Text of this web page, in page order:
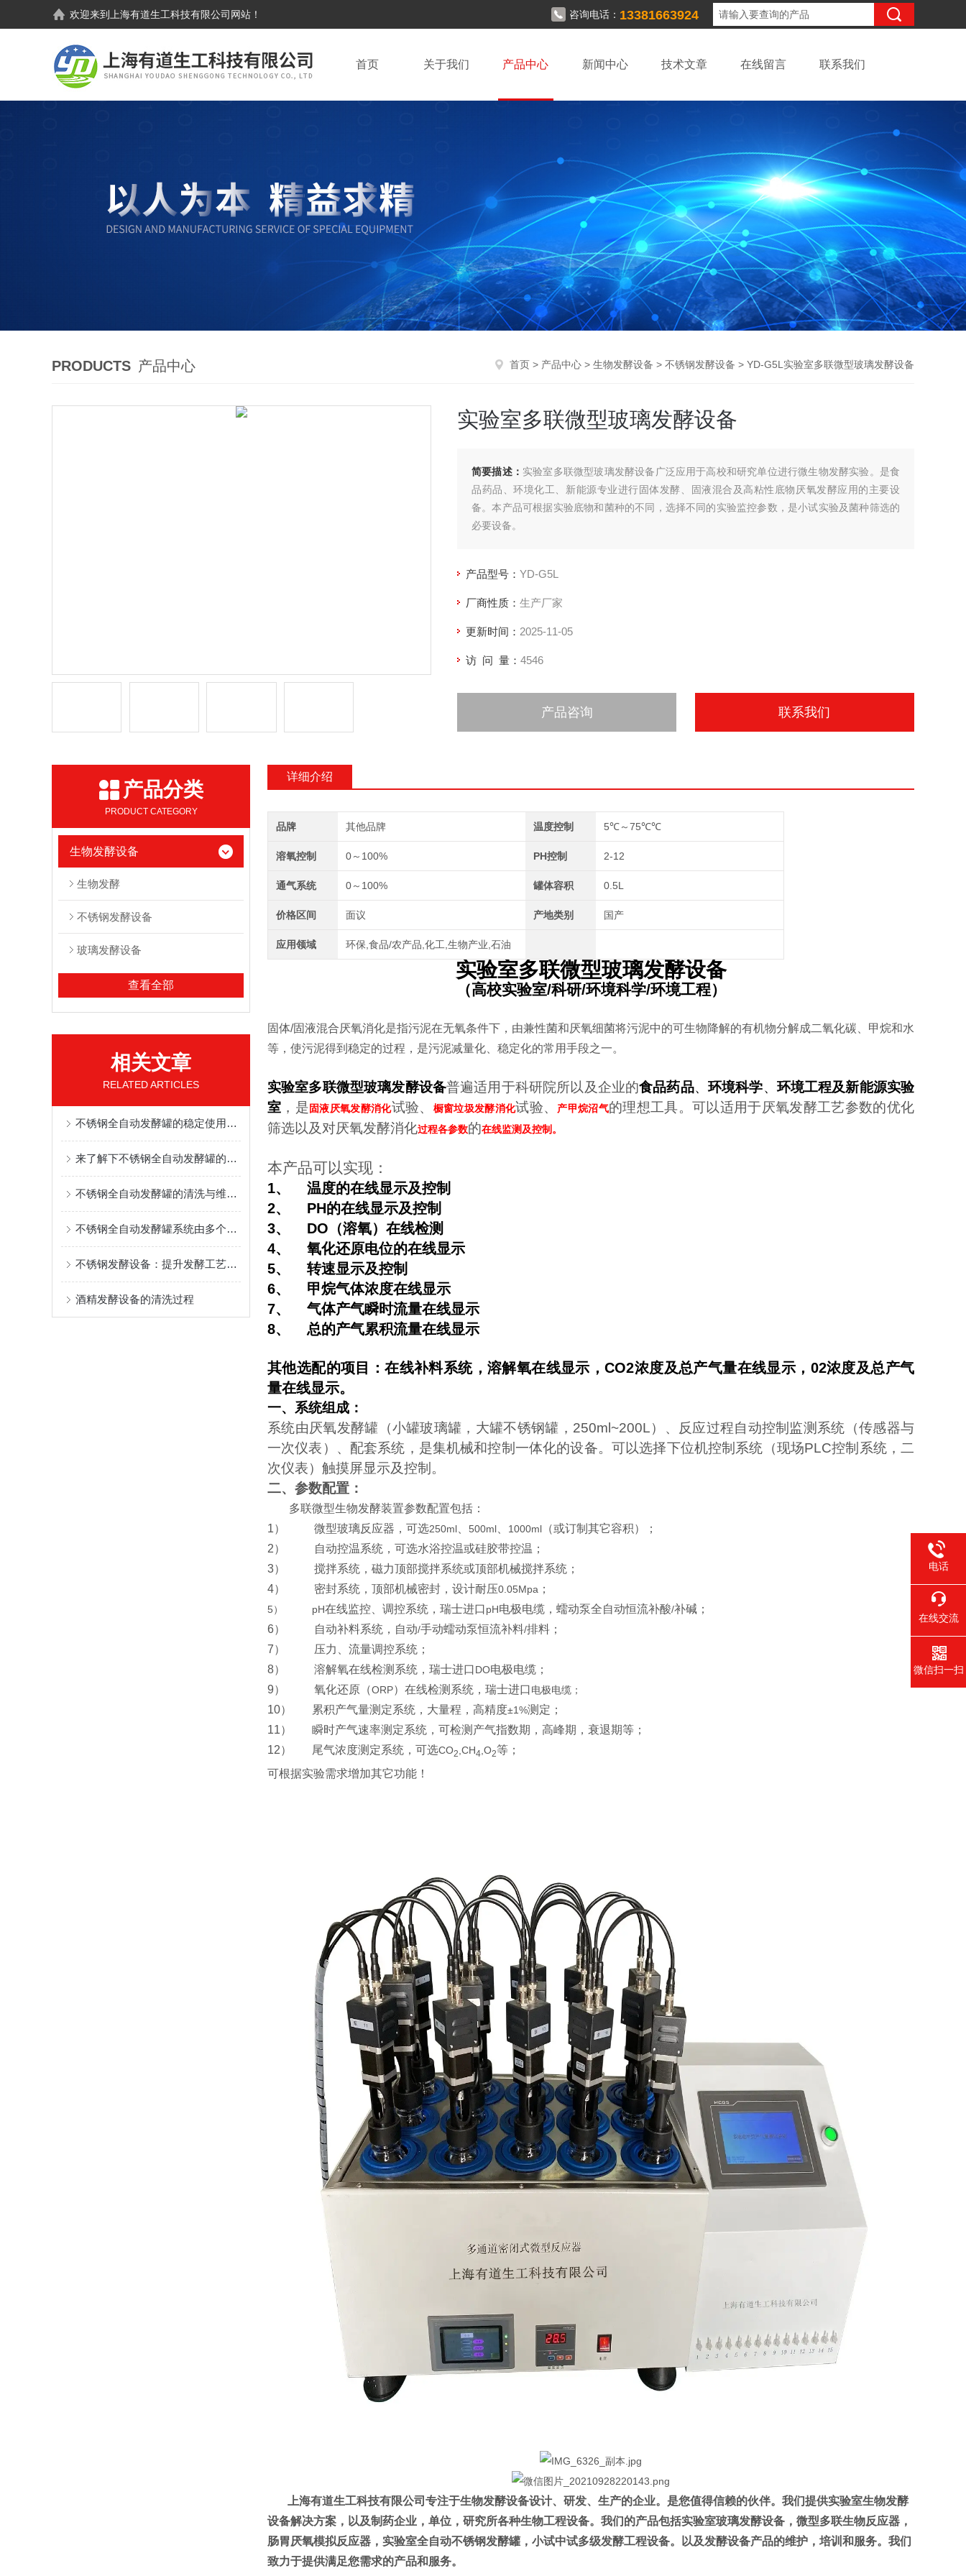
欢迎来到 上海有道生工科技有限公司 网站！ 咨询电话： 13381663924
首页 关于我们 产品中心 新闻中心 技术文章 在线留言 联系我们
PRODUCTS 产品中心 首页 > 产品中心 > 生物发酵设备 > 不锈钢发酵设备 > YD-G5L实验室多联微型玻璃发酵设备
实验室多联微型玻璃发酵设备
简要描述： 实验室多联微型玻璃发酵设备广泛应用于高校和研究单位进行微生物发酵实验。是食
品药品、环境化工、新能源专业进行固体发酵、固液混合及高粘性底物厌氧发酵应用的主要设
备。本产品可根据实验底物和菌种的不同，选择不同的实验监控参数，是小试实验及菌种筛选的
必要设备。
产品型号： YD-G5L
厂商性质： 生产厂家
更新时间： 2025-11-05
访 问 量： 4546
产品咨询 联系我们
产品分类
PRODUCT CATEGORY
生物发酵设备
生物发酵
不锈钢发酵设备
玻璃发酵设备
查看全部
相关文章
RELATED ARTICLES
不锈钢全自动发酵罐的稳定使用需满足哪些要求
来了解下不锈钢全自动发酵罐的维护要点
不锈钢全自动发酵罐的清洗与维护方法
不锈钢全自动发酵罐系统由多个关键部件组成
不锈钢发酵设备：提升发酵工艺的效率与质量
酒精发酵设备的清洗过程
详细介绍
品牌 其他品牌 温度控制 5℃～75℃℃
溶氧控制 0～100% PH控制 2-12
通气系统 0～100% 罐体容积 0.5L
价格区间 面议 产地类别 国产
应用领域 环保,食品/农产品,化工,生物产业,石油
实验室多联微型玻璃发酵设备
（高校实验室/科研/环境科学/环境工程）
固体/固液混合厌氧消化是指污泥在无氧条件下，由兼性菌和厌氧细菌将污泥中的可生物降解的有机物分解成二氧化碳、甲烷和水
等，使污泥得到稳定的过程，是污泥减量化、稳定化的常用手段之一。
实验室多联微型玻璃发酵设备普遍适用于科研院所以及企业的食品药品、环境科学、环境工程及新能源实验
室 ，是固液厌氧发酵消化试验、 橱窗垃圾发酵消化试验、 产甲烷沼气的理想工具。可以适用于厌氧发酵工艺参数的优化
筛选以及对厌氧发酵消化过程各参数的在线监测及控制。
本产品可以实现：
1、 温度的在线显示及控制
2、 PH的在线显示及控制
3、 DO（溶氧）在线检测
4、 氧化还原电位的在线显示
5、 转速显示及控制
6、 甲烷气体浓度在线显示
7、 气体产气瞬时流量在线显示
8、 总的产气累积流量在线显示
其他选配的项目：在线补料系统，溶解氧在线显示，CO2浓度及总产气量在线显示， 02浓度及总产气
量在线显示。
一、系统组成：
系统由厌氧发酵罐（小罐玻璃罐，大罐不锈钢罐，250ml~200L）、反应过程自动控制监测系统（传感器与
一次仪表）、配套系统，是集机械和控制一体化的设备。可以选择下位机控制系统（现场PLC控制系统，二
次仪表）触摸屏显示及控制。
二、参数配置：
多联微型生物发酵装置参数配置包括：
1）
微型玻璃反应器，可选250ml 500ml 1000ml （或订制其它容积）；
2）
自动控温系统，可选水浴控温或硅胶带控温；
3）
搅拌系统，磁力顶部搅拌系统或顶部机械搅拌系统；
4）
密封系统，顶部机械密封，设计耐压0.05Mpa ；
5） pH在线监控、调控系统，瑞士进口pH电极电缆，蠕动泵全自动恒流补酸/补碱；
6）
自动补料系统，自动/手动蠕动泵恒流补料/排料；
7）
压力、流量调控系统；
8）
溶解氧在线检测系统，瑞士进口DO电极电缆；
9）
氧化还原（ORP）在线检测系统，瑞士进口电极电缆；
10） 累积产气量测定系统，大量程，高精度±1%测定；
11）
瞬时产气速率测定系统，可检测产气指数期，高峰期，衰退期等；
12）
尾气浓度测定系统，可选CO2 ,CH4 ,O2等；
可根据实验需求增加其它功能！
上海有道生工科技有限公司专注于生物发酵设备设计、研发、生产的企业。是您值得信赖的伙伴。我们提供实验室生物发酵
设备解决方案，以及制药企业，单位，研究所各种生物工程设备。我们的产品包括实验室玻璃发酵设备，微型多联生物反应器，
肠胃厌氧模拟反应器，实验室全自动不锈钢发酵罐，小试中试多级发酵工程设备。以及发酵设备产品的维护，培训和服务。我们
致力于提供满足您需求的产品和服务。
电话
在线交流
微信扫一扫